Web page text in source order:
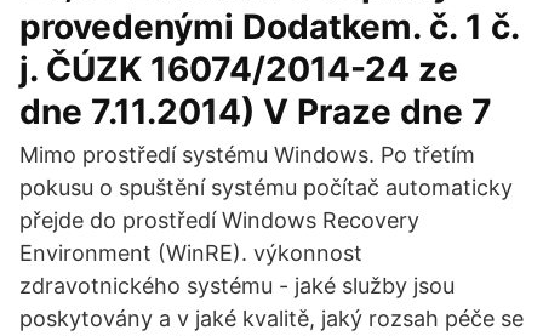
provedenými Dodatkem. č. 1 č.
j. ČÚZK 16074/2014-24 ze
dne 7.11.2014) V Praze dne 7
Mimo prostředí systému Windows. Po třetím
pokusu o spuštění systému počítač automaticky
přejde do prostředí Windows Recovery
Environment (WinRE). výkonnost
zdravotnického systému - jaké služby jsou
poskytovány a v jaké kvalitě, jaký rozsah péče se